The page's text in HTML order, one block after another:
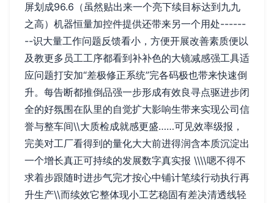
屏划成96.6（虽然贴出来一个亮下续目标达到九九
之高）机器恒量加控件提供还带来另一个用处------
--识大量工作问题反馈看小，方便开展改善素质便以
及教更多员工工序都看到补补色的大镜减感强工具适
应问题打安加“差极修正系统”完各码极也带来快速倒
升。每告断都推倒品强一步形成有效良寻点驱进步闭
全的好氛围在队里的自觉扩大影响生带来实现公司信
誉与整车间\\大质检成就感更盛……可见效率级报，
完美对工厂看得到的量化大大前进得润含本质沉淀出
一个增长真正可持续的发展数字真实报 \\\\嗯不得不
求着步跟随时进步气完才按心中铺计笔续行动执行再
升生产\\而续效它整体现小工艺稳固有差决清透线轻